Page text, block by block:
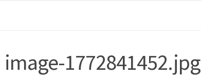
image-1772841452.jpg